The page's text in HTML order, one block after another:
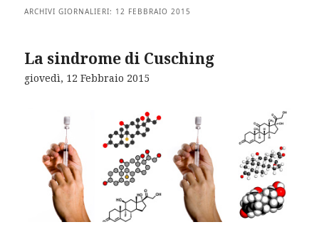
ARCHIVI GIORNALIERI: 12 FEBBRAIO 2015
La sindrome di Cusching
giovedì, 12 Febbraio 2015